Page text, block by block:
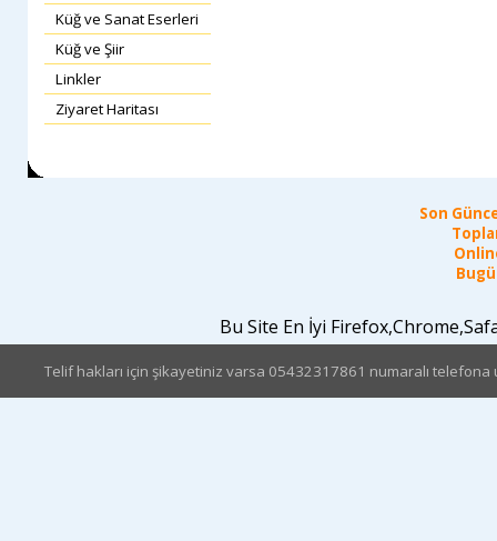
Küğ ve Sanat Eserleri
Küğ ve Şiir
Linkler
Ziyaret Haritası
Son
Bu Site En İyi
Telif hakları için şikayetiniz varsa 05432317861 numaralı telefona